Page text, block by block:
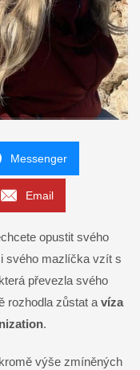
Messenger
Email
opustit svého
svého mazlíčka vzít s
převezla svého
rozhodla zůstat a víza
.
výše zmíněných